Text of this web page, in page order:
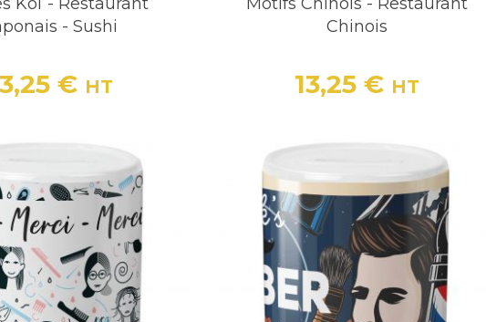
- Sushi
Prix
€ HT
Chinois
Prix
13,25 € HT